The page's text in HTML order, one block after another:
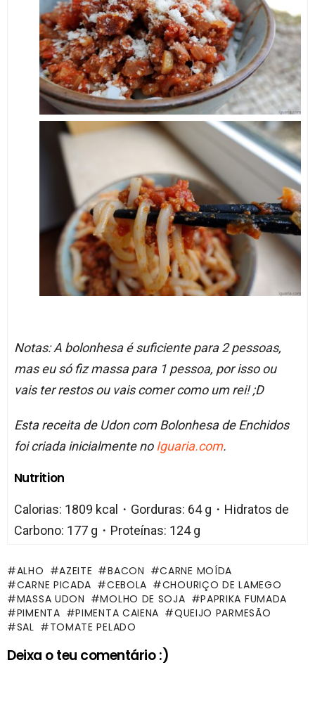
Notas: A bolonhesa é suficiente para 2 pessoas,
mas eu só fiz massa para 1 pessoa, por isso ou
vais ter restos ou vais comer como um rei! ;D
Esta receita de Udon com Bolonhesa de Enchidos
foi criada inicialmente no Iguaria.com.
Nutrition
Calorias: 1809 kcal・Gorduras: 64 g・Hidratos de
Carbono: 177 g・Proteínas: 124 g
ALHO AZEITE BACON
CARNE MOÍDA
CARNE PICADA
CEBOLA
CHOURIÇO DE LAMEGO
MASSA UDON
MOLHO DE SOJA
PAPRIKA FUMADA
PIMENTA
PIMENTA CAIENA
QUEIJO PARMESÃO
SAL
TOMATE PELADO
Deixa o teu comentário :)